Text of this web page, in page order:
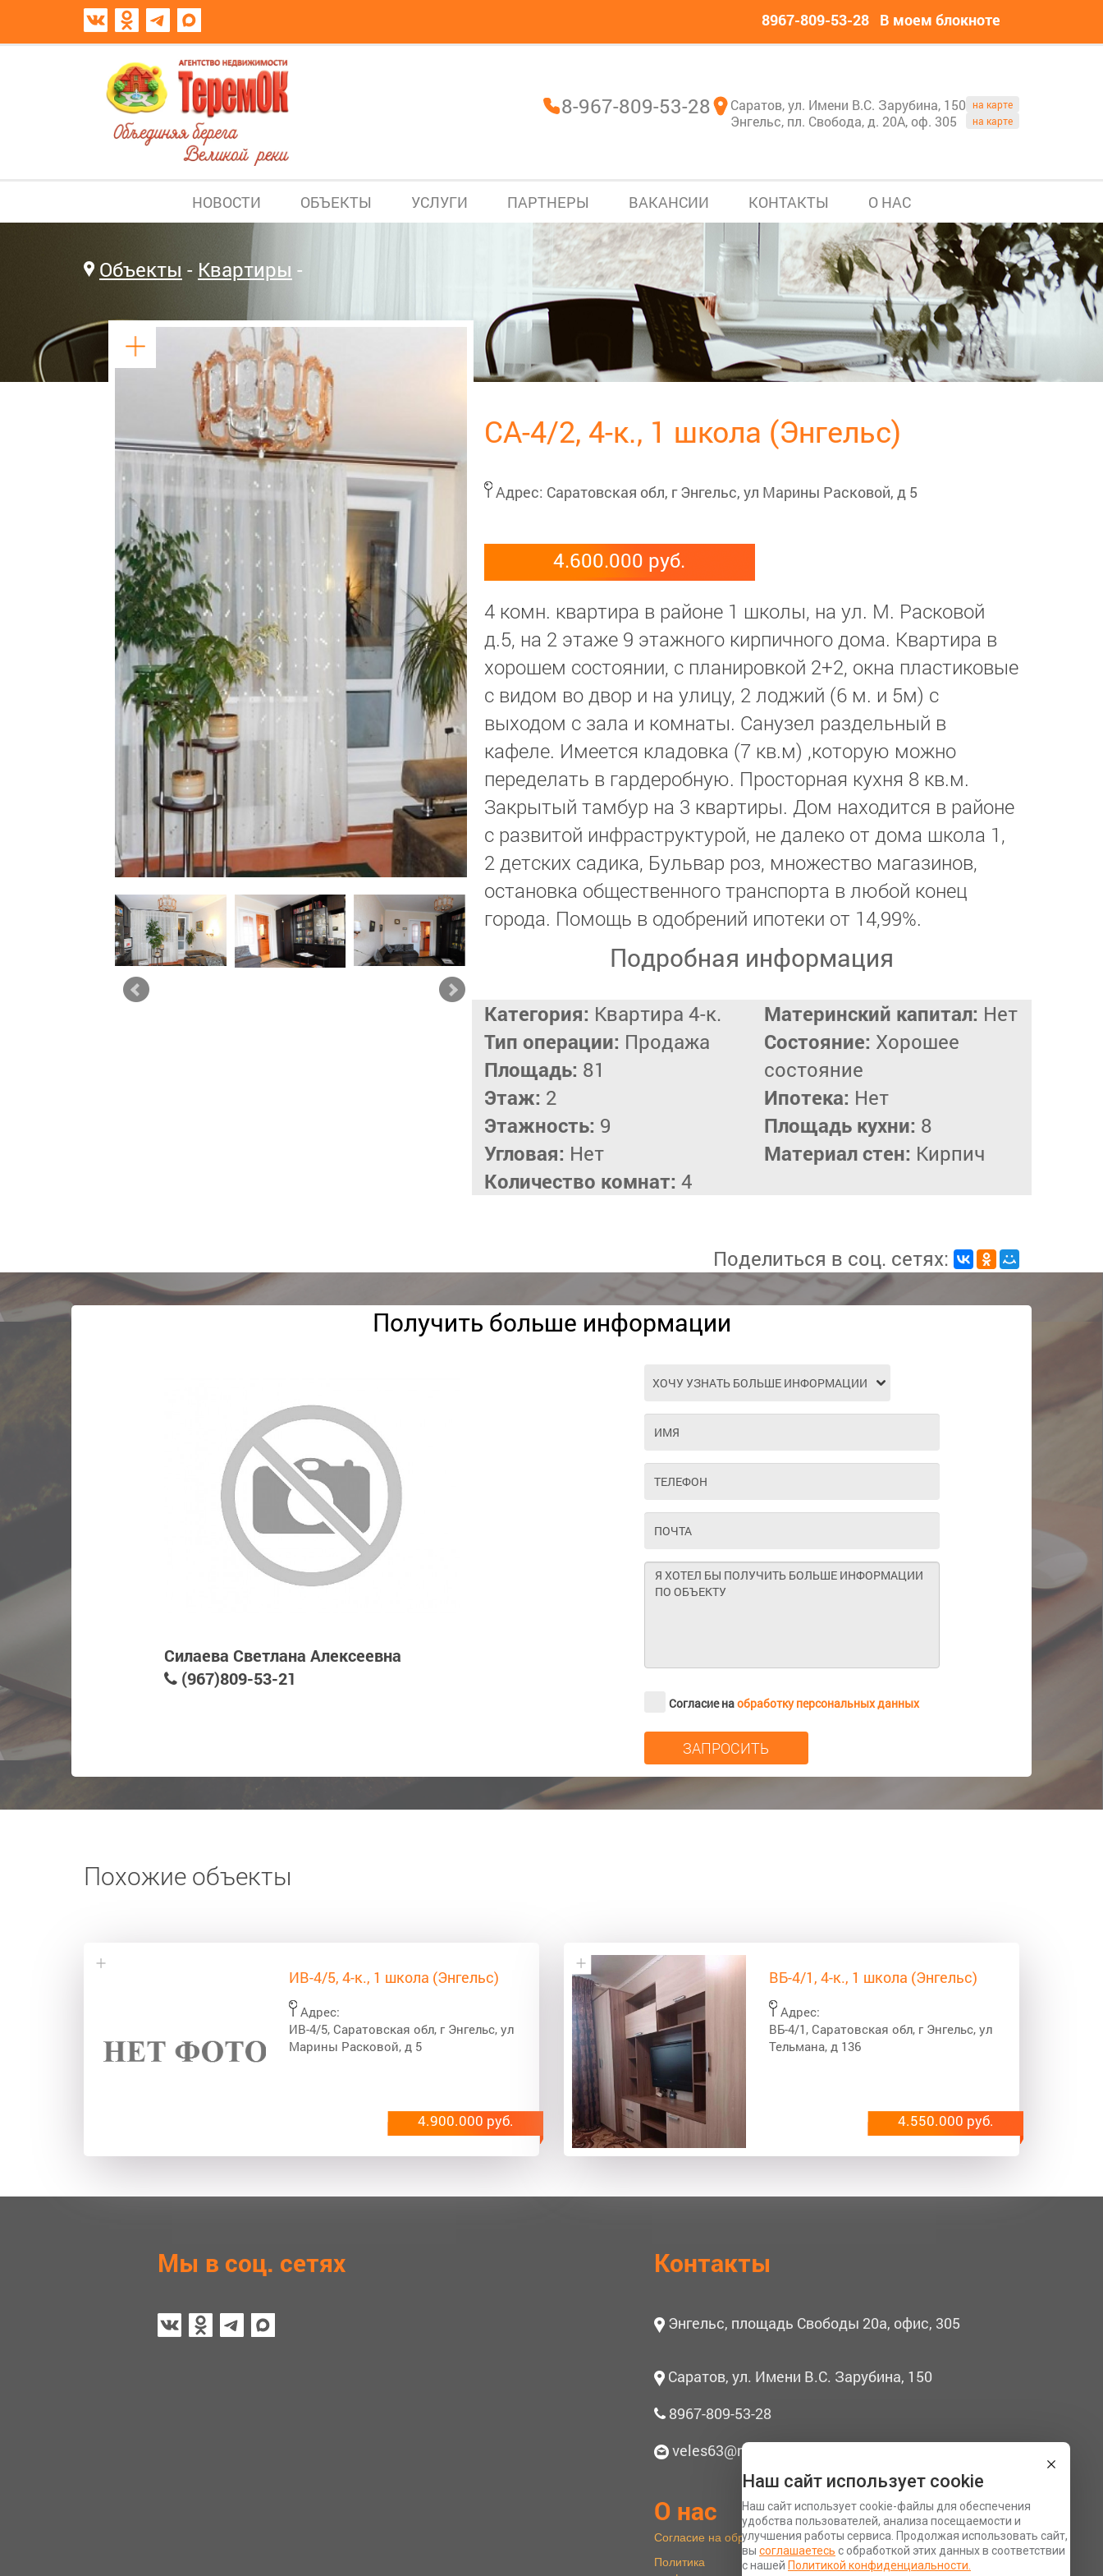
8967-809-53-28 В моем блокноте
8-967-809-53-28 Саратов, ул. Имени В.С. Зарубина, 150 на карте
Энгельс, пл. Свобода, д. 20А, оф. 305 на карте
НОВОСТИ ОБЪЕКТЫ УСЛУГИ ПАРТНЕРЫ ВАКАНСИИ КОНТАКТЫ О НАС
Объекты Квартиры
СА-4/2, 4-к., 1 школа (Энгельс)
Адрес: Саратовская обл, г Энгельс, ул Марины Расковой, д 5
4.600.000 руб.
4 комн. квартира в районе 1 школы, на ул. М. Расковой
д.5, на 2 этаже 9 этажного кирпичного дома. Квартира в
хорошем состоянии, с планировкой 2+2, окна пластиковые
с видом во двор и на улицу, 2 лоджий (6 м. и 5м) с
выходом с зала и комнаты. Санузел раздельный в
кафеле. Имеется кладовка (7 кв.м) ,которую можно
переделать в гардеробную. Просторная кухня 8 кв.м.
Закрытый тамбур на 3 квартиры. Дом находится в районе
с развитой инфраструктурой, не далеко от дома школа 1,
2 детских садика, Бульвар роз, множество магазинов,
остановка общественного транспорта в любой конец
города. Помощь в одобрений ипотеки от 14,99%.
Подробная информация
Категория: Квартира 4-к.
Тип операции: Продажа
Площадь: 81
Этаж: 2
Этажность: 9
Угловая: Нет
Количество комнат: 4
Материнский капитал: Нет
Состояние: Хорошее
состояние
Ипотека: Нет
Площадь кухни: 8
Материал стен: Кирпич
Поделиться в соц. сетях:
Получить больше информации
Силаева Светлана Алексеевна
(967)809-53-21
Согласие наобработку персональных данных
Похожие объекты
ИВ-4/5, 4-к., 1 школа (Энгельс)
Адрес:
ИВ-4/5, Саратовская обл, г Энгельс, ул
Марины Расковой, д 5
4.900.000 руб.
ВБ-4/1, 4-к., 1 школа (Энгельс)
Адрес:
ВБ-4/1, Саратовская обл, г Энгельс, ул
Тельмана, д 136
4.550.000 руб.
Мы в соц. сетях Контакты
Энгельс, площадь Свободы 20а, офис, 305
Саратов, ул. Имени В.С. Зарубина, 150
8967-809-53-28
veles63@mail.ru
О нас
Согласие на обработку персональных данных
Политика
Разработка сайта Space App
Наш сайт использует cookie
Наш сайт использует cookie-файлы для обеспечения
удобства пользователей, анализа посещаемости и
улучшения работы сервиса. Продолжая использовать сайт,
вы соглашаетесь с обработкой этих данных в соответствии
с нашей Политикой конфиденциальности.